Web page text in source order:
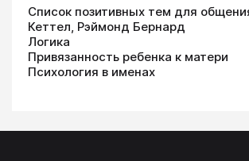
Список позитивных тем для
Кеттел, Рэймонд Бернард
Логика
Привязанность ребенка к матери
Психология в именах